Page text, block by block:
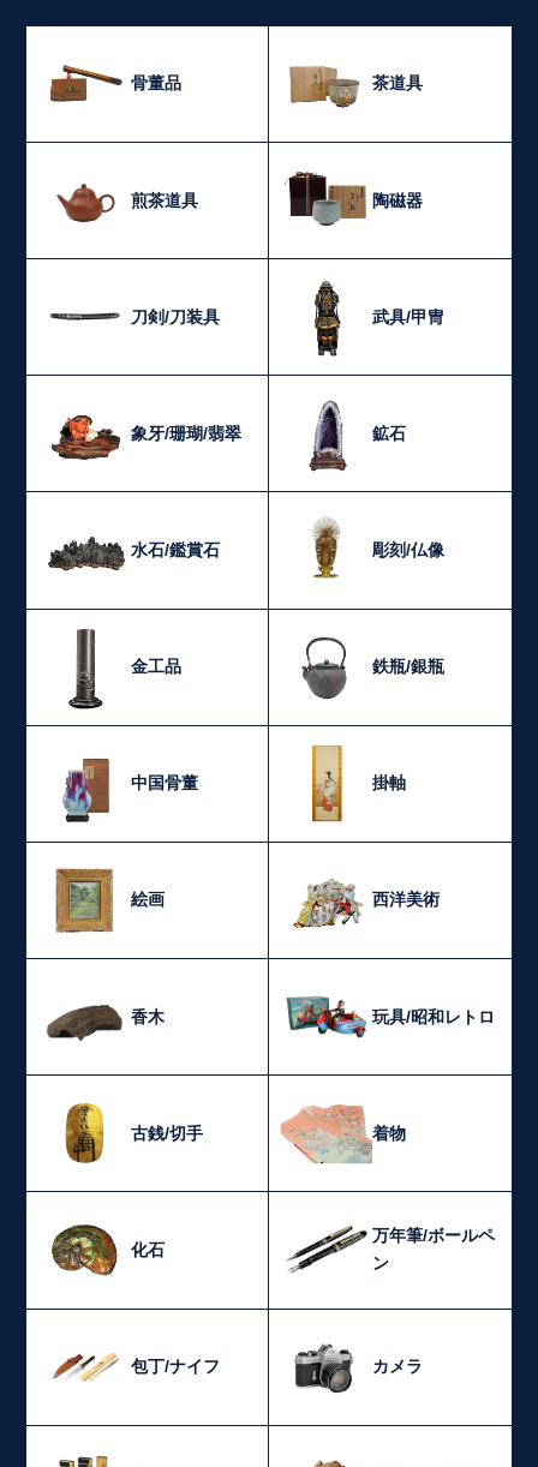
骨董品 茶道具
煎茶道具 陶磁器
刀剣/刀装具 武具/甲冑
象牙/珊瑚/翡翠 鉱石
水石/鑑賞石 彫刻/仏像
金工品 鉄瓶/銀瓶
中国骨董 掛軸
絵画 西洋美術
香木 玩具/昭和レトロ
古銭/切手 着物
化石
万年筆/ボールペ
ン
包丁/ナイフ カメラ